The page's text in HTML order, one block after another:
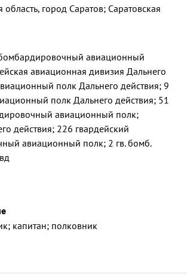
область, город Саратов; Саратовская
авиационный
авиационная дивизия Дальнего
полк Дальнего действия; 9
полк Дальнего действия; 51
авиационный полк;
действия; 226 гвардейский
авиационный полк; 2 гв. бомб.
капитан; полковник